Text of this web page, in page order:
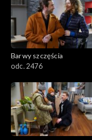
Barwy szczęścia
odc. 2476